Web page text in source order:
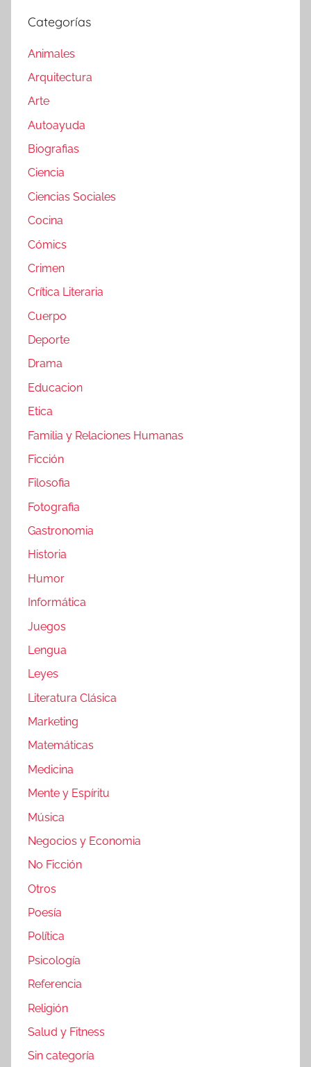
Categorías
Animales
Arquitectura
Arte
Autoayuda
Biografias
Ciencia
Ciencias Sociales
Cocina
Cómics
Crimen
Crítica Literaria
Cuerpo
Deporte
Drama
Educacion
Etica
Familia y Relaciones Humanas
Ficción
Filosofia
Fotografia
Gastronomia
Historia
Humor
Informática
Juegos
Lengua
Leyes
Literatura Clásica
Marketing
Matemáticas
Medicina
Mente y Espíritu
Música
Negocios y Economia
No Ficción
Otros
Poesía
Política
Psicología
Referencia
Religión
Salud y Fitness
Sin categoría